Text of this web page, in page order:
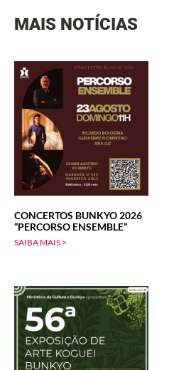
MAIS NOTÍCIAS
CONCERTOS BUNKYO 2026
“PERCORSO ENSEMBLE”
SAIBA MAIS >